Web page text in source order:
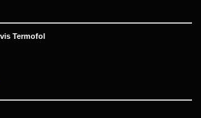
Termofol